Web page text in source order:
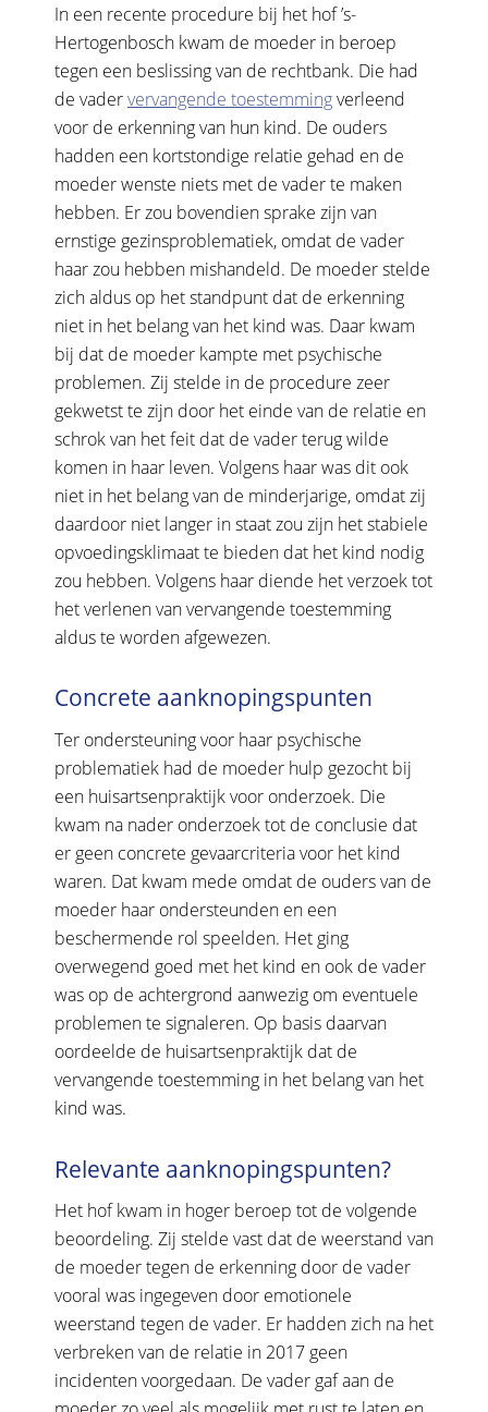
In een recente procedure bij het hof ’s-
Hertogenbosch kwam de moeder in beroep
tegen een beslissing van de rechtbank. Die had
de vadervervangende toestemmingverleend
voor de erkenning van hun kind. De ouders
hadden een kortstondige relatie gehad en de
moeder wenste niets met de vader te maken
hebben. Er zou bovendien sprake zijn van
ernstige gezinsproblematiek, omdat de vader
haar zou hebben mishandeld. De moeder stelde
zich aldus op het standpunt dat de erkenning
niet in het belang van het kind was. Daar kwam
bij dat de moeder kampte met psychische
problemen. Zij stelde in de procedure zeer
gekwetst te zijn door het einde van de relatie en
schrok van het feit dat de vader terug wilde
komen in haar leven. Volgens haar was dit ook
niet in het belang van de minderjarige, omdat zij
daardoor niet langer in staat zou zijn het stabiele
opvoedingsklimaat te bieden dat het kind nodig
zou hebben. Volgens haar diende het verzoek tot
het verlenen van vervangende toestemming
aldus te worden afgewezen.
Concrete aanknopingspunten
Ter ondersteuning voor haar psychische
problematiek had de moeder hulp gezocht bij
een huisartsenpraktijk voor onderzoek. Die
kwam na nader onderzoek tot de conclusie dat
er geen concrete gevaarcriteria voor het kind
waren. Dat kwam mede omdat de ouders van de
moeder haar ondersteunden en een
beschermende rol speelden. Het ging
overwegend goed met het kind en ook de vader
was op de achtergrond aanwezig om eventuele
problemen te signaleren. Op basis daarvan
oordeelde de huisartsenpraktijk dat de
vervangende toestemming in het belang van het
kind was.
Relevante aanknopingspunten?
Het hof kwam in hoger beroep tot de volgende
beoordeling. Zij stelde vast dat de weerstand van
de moeder tegen de erkenning door de vader
vooral was ingegeven door emotionele
weerstand tegen de vader. Er hadden zich na het
verbreken van de relatie in 2017 geen
incidenten voorgedaan. De vader gaf aan de